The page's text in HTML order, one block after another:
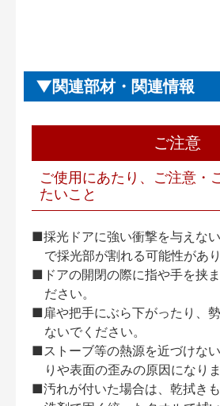
関連部材・関連情報
ご注意
ご使用にあたり、ご注意・
たいこと
■採光ドアに強い衝撃を与えな
で採光部が割れる可能性があり
■ドアの開閉の際に指や手を挟
ださい。
■扉や把手にぶら下がったり、
ないでください。
■ストーブ等の熱源を近づけな
りや表面の歪みの原因になりま
■汚れが付いた場合は、乾拭き